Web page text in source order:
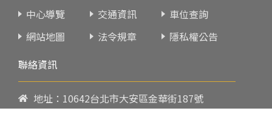
中心導覽
交通資訊
車位查詢
網站地圖
法令規章
隱私權公告
聯絡資訊
地址：10642台北市大安區金華街187號